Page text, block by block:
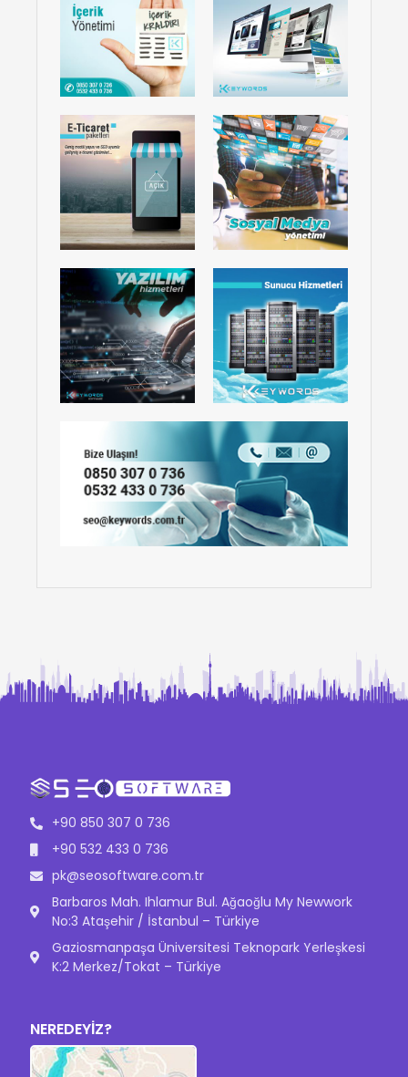
+90 850 307 0 736
+90 532 433 0 736
pk@seosoftware.com.tr
Barbaros Mah. Ihlamur Bul. Ağaoğlu My Newwork
No:3 Ataşehir / İstanbul – Türkiye
Gaziosmanpaşa Üniversitesi Teknopark Yerleşkesi
K:2 Merkez/Tokat – Türkiye
NEREDEYİZ?